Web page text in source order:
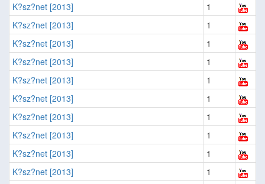
K?sz?net [2013]
1
K?sz?net [2013]
1
K?sz?net [2013]
1
K?sz?net [2013]
1
K?sz?net [2013]
1
K?sz?net [2013]
1
K?sz?net [2013]
1
K?sz?net [2013]
1
K?sz?net [2013]
1
K?sz?net [2013]
1